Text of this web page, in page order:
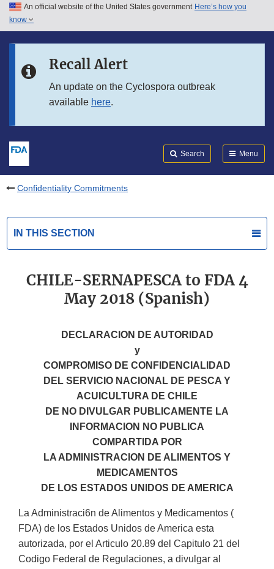
Skip to main content
Skip to in this section menu
An official website of the United States government Here’s how you
know
Recall Alert
An update on the Cyclospora outbreak
available here.
Search Menu
Confidentiality Commitments
IN THIS SECTION
CHILE-SERNAPESCA to FDA 4
May 2018 (Spanish)
DECLARACION DE AUTORIDAD
y
COMPROMISO DE CONFIDENCIALIDAD
DEL SERVICIO NACIONAL DE PESCA Y
ACUICULTURA DE CHILE
DE NO DIVULGAR PUBLICAMENTE LA
INFORMACION NO PUBLICA
COMPARTIDA POR
LA ADMINISTRACION DE ALIMENTOS Y
MEDICAMENTOS
DE LOS ESTADOS UNIDOS DE AMERICA
La Administraci6n de Alimentos y Medicamentos (
FDA) de los Estados Unidos de America esta
autorizada, por el Articulo 20.89 del Capitulo 21 del
Codigo Federal de Regulaciones, a divulgar al